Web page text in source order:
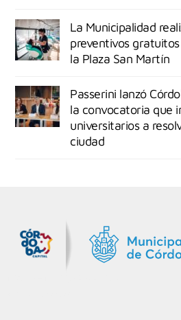
La Municipalidad
preventivos
la Plaza San Martín
Passerini lanzó
la convocatoria que
universitarios a
ciudad